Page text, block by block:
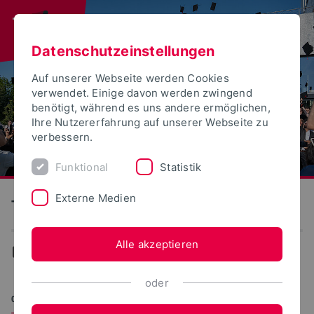
Technische Hochschule Ostwestfalen-Lippe
09.01.2023
Datenschutzeinstellungen
Auf unserer Webseite werden Cookies
verwendet. Einige davon werden zwingend
benötigt, während es uns andere ermöglichen,
Ihre Nutzererfahrung auf unserer Webseite zu
verbessern.
Funktional Statistik
Externe Medien
Alle akzeptieren
oder